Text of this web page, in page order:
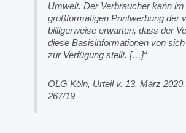
Umwelt. Der Verbraucher kann
großformatigen Printwerbung der
billigerweise erwarten, dass der
diese Basisinformationen von
zur Verfügung stellt. […]“
OLG Köln, Urteil v. 13. März
267/19